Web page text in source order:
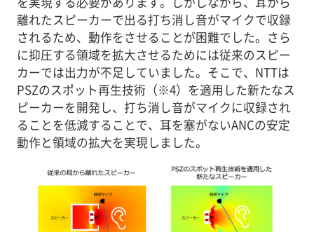
離れたスピーカーで出る打ち消し音がマイクで収録
されるため、動作をさせることが困難でした。さら
に抑圧する領域を拡大させるためには従来のスピー
カーでは出力が不足していました。そこで、NTTは
PSZのスポット再生技術（※4）を適用した新たなス
ピーカーを開発し、打ち消し音がマイクに収録され
ることを低減することで、耳を塞がないANCの安定
動作と領域の拡大を実現しました。